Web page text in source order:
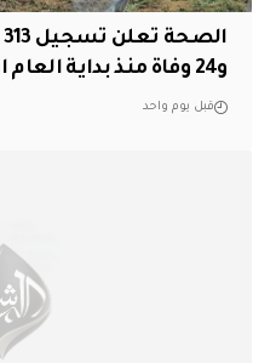
و24 وفاة منذ بداية العام الجاري
قبل يوم واحد